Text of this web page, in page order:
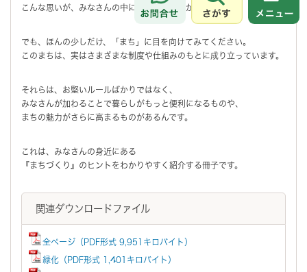
さがす
こんな思いが、みなさんの中にはありませんか？
でも、ほんの少しだけ、「まち」に目を向けてみてください。
このまちは、実はさまざまな制度や仕組みのもとに成り立っています。
それらは、お堅いルールばかりではなく、
みなさんが加わることで暮らしがもっと便利になるものや、
まちの魅力がさらに高まるものがあるんです。
これは、みなさんの身近にある
『まちづくり』のヒントをわかりやすく紹介する冊子です。
関連ダウンロードファイル
全ページ（PDF形式 9,951キロバイト）
緑化（PDF形式 1,401キロバイト）